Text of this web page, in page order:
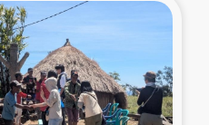
のコーヒー畑改善事業
爆発被災者支援
向上支援